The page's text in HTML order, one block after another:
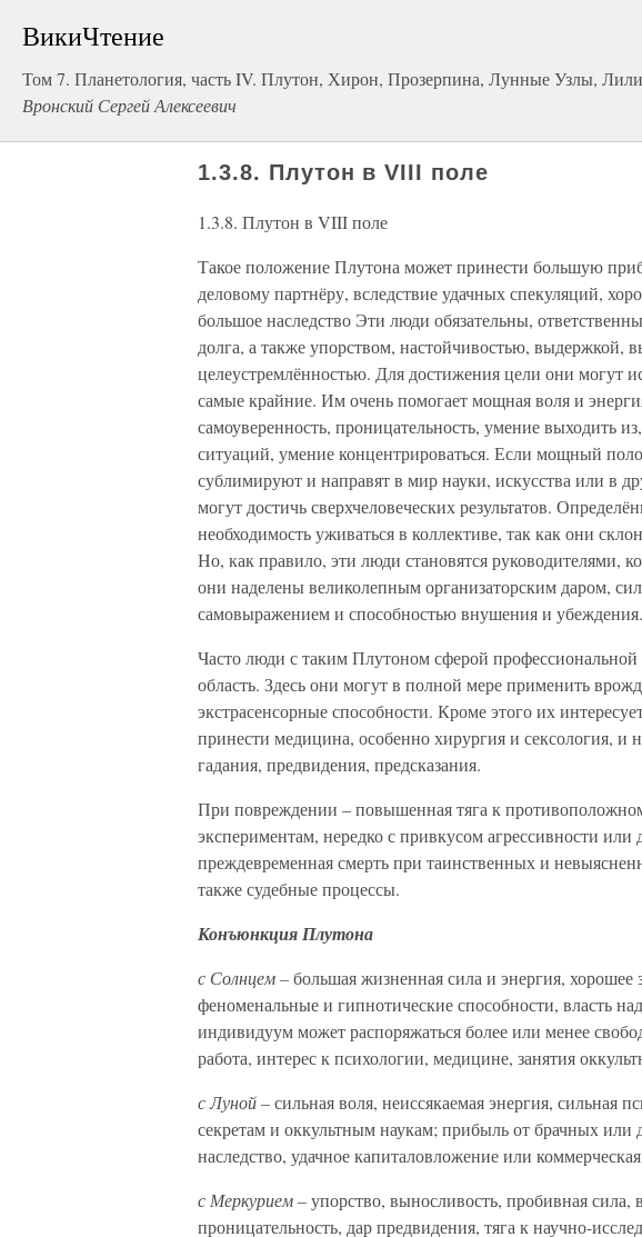
ВикиЧтение
Том 7. Планетология, часть IV. Плутон, Хирон, Прозерпина, Лунные Узлы,
Вронский Сергей Алексеевич
1.3.8. Плутон в VIII поле
1.3.8. Плутон в VIII поле
Такое положение Плутона может принести большую
деловому партнёру, вследствие удачных спекуляций,
большое наследство Эти люди обязательны,
долга, а также упорством, настойчивостью, выдержкой,
целеустремлённостью. Для достижения цели они могут
самые крайние. Им очень помогает мощная воля и
самоуверенность, проницательность, умение выходить
ситуаций, умение концентрироваться. Если мощный
сублимируют и направят в мир науки, искусства или в
могут достичь сверхчеловеческих результатов.
необходимость уживаться в коллективе, так как они
Но, как правило, эти люди становятся руководителями,
они наделены великолепным организаторским даром,
самовыражением и способностью внушения и убеждения.
Часто люди с таким Плутоном сферой
область. Здесь они могут в полной мере применить
экстрасенсорные способности. Кроме этого их
принести медицина, особенно хирургия и сексология, и
гадания, предвидения, предсказания.
При повреждении – повышенная тяга к
экспериментам, нередко с привкусом агрессивности
преждевременная смерть при таинственных и
также судебные процессы.
Конъюнкция Плутона
с Солнцем –большая жизненная сила и энергия, хорошее
феноменальные и гипнотические способности, власть
индивидуум может распоряжаться более или менее
работа, интерес к психологии, медицине, занятия
с Луной –сильная воля, неиссякаемая энергия, сильная
секретам и оккультным наукам; прибыль от брачных или
наследство, удачное капиталовложение или
с Меркурием –упорство, выносливость, пробивная сила,
проницательность, дар предвидения, тяга к научно-